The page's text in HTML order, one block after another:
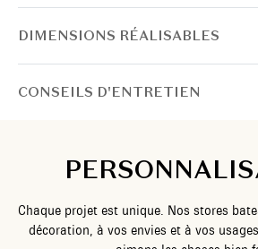
DIMENSIONS RÉALISABLES
CONSEILS D'ENTRETIEN
Chaque projet est unique. Nos stores
décoration, à vos envies et à vos